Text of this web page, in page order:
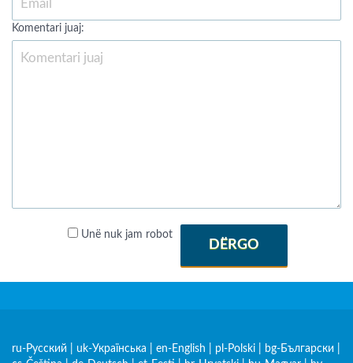
Komentari juaj:
Unë nuk jam robot
DËRGO
ru-Русский uk-Українська en-English pl-Polski bg-Български